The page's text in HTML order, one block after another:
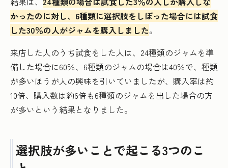
かったのに対し、6種類に選択肢をしぼった場合には試食
した30％の人がジャムを購入しました。
来店した人のうち試食をした人は、24種類のジャムを準
備した場合に60％、6種類のジャムの場合は40％で、種類
が多いほうが人の興味を引いていましたが、購入率は約
10倍、購入数は約6倍も6種類のジャムを出した場合の方
が多いという結果となりました。
選択肢が多いことで起こる3つのこ